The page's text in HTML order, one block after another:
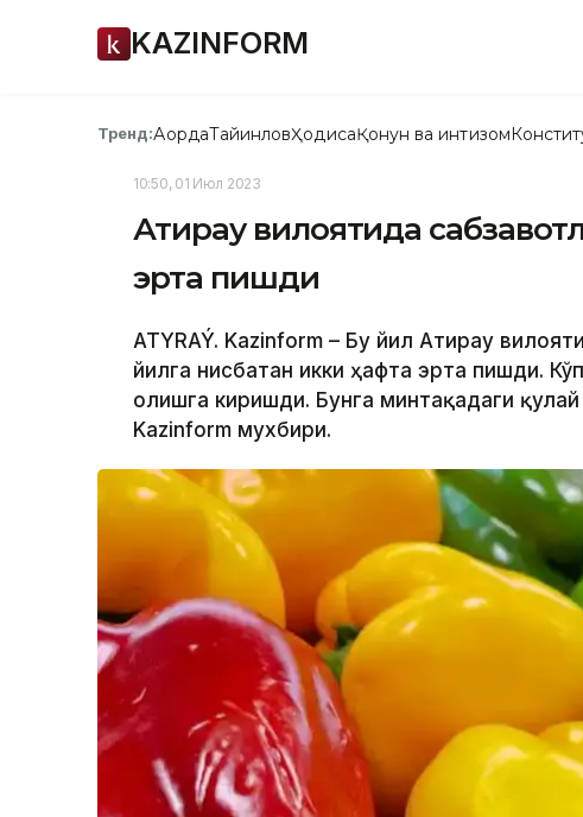
KAZINFORM
Тренд:АқордаТайинловҲодисаҚонун ва интизом
10:50, 01 Июл 2023
Атирау вилоятида
эрта пишди
ATYRAÝ. Kazinform – Бу йил Атирау
йилга нисбатан икки ҳафта эрта пишди.
олишга киришди. Бунга минтақадаги
Kazinform мухбири.